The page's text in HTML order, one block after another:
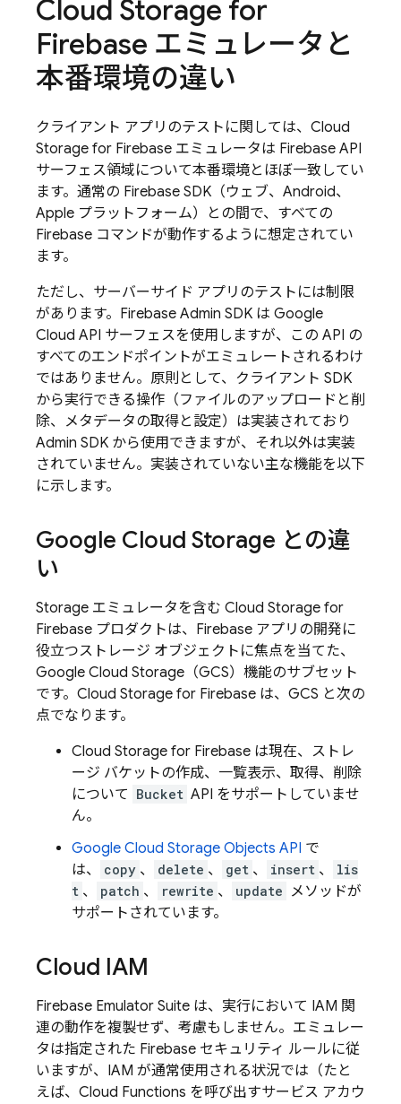
Cloud Storage for
Firebase エミュレータと
本番環境の違い
クライアント アプリのテストに関しては、 Cloud
Storage for Firebase エミュレータは Firebase API
サーフェス領域について本番環境とほぼ一致してい
ます。通常の Firebase SDK（ウェブ、Android、
Apple プラットフォーム）との間で、すべての
Firebase コマンドが動作するように想定されてい
ます。
ただし、サーバーサイド アプリのテストには制限
があります。Firebase Admin SDK は Google
Cloud API サーフェスを使用しますが、この API の
すべてのエンドポイントがエミュレートされるわけ
ではありません。原則として、クライアント SDK
から実行できる操作（ファイルのアップロードと削
除、メタデータの取得と設定）は実装されており
Admin SDK から使用できますが、それ以外は実装
されていません。実装されていない主な機能を以下
に示します。
Google Cloud Storage との違
い
Storage エミュレータを含む Cloud Storage for
Firebase プロダクトは、Firebase アプリの開発に
役立つストレージ オブジェクトに焦点を当てた、
Google Cloud Storage（GCS）機能のサブセット
です。 Cloud Storage for Firebase は、GCS と次の
点でなります。
Cloud Storage for Firebase は現在、ストレ
ージ バケットの作成、一覧表示、取得、削除
について Bucket API をサポートしていませ
ん。
Google Cloud Storage Objects API で
は、
copy 、 delete 、 get 、 insert 、
lis
t 、 patch 、 rewrite 、 update メソッドが
サポートされています。
Cloud IAM
Firebase Emulator Suite は、実行において IAM 関
連の動作を複製せず、考慮もしません。エミュレー
タは指定された Firebase セキュリティ ルールに従
いますが、IAM が通常使用される状況では（たと
えば、Cloud Functions を呼び出すサービス アカウ